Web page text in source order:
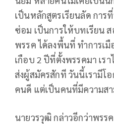
เป็นหลักสูตรเรียนลัด การ
ซ่อม เป็นการให้บทเรียน
พรรค ได้ลงพื้นที่ ทำการเมื
เกือบ 2 ปีที่ตั้งพรรคมา เร
ส่งผู้สมัครสักที วันนี้เรามีโ
คนดี แต่เป็นคนที่มีความสา
นายวรวุฒิ กล่าวอีกว่าพรร